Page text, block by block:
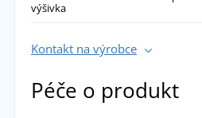
výšivka
Kontakt na výrobce
Péče o produkt